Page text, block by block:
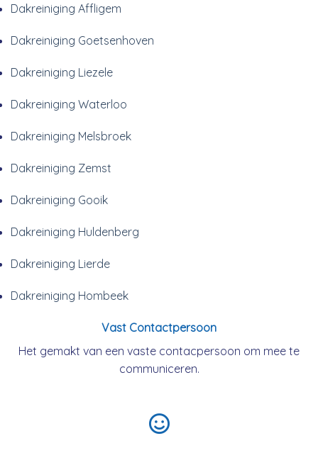
Dakreiniging Affligem
Dakreiniging Goetsenhoven
Dakreiniging Liezele
Dakreiniging Waterloo
Dakreiniging Melsbroek
Dakreiniging Zemst
Dakreiniging Gooik
Dakreiniging Huldenberg
Dakreiniging Lierde
Dakreiniging Hombeek
Vast Contactpersoon
Het gemakt van een vaste contacpersoon om mee te
communiceren.